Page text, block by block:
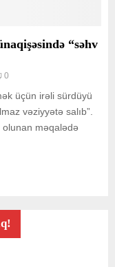
“səhv
0
üçün irəli sürdüyü
vəziyyətə salıb”.
olunan məqalədə